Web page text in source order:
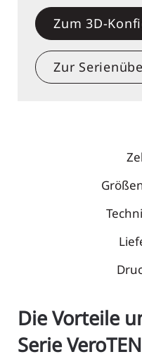
Zum 3D-
Zur
Die Vorteile
Serie